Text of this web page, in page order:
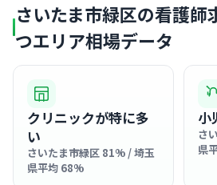
さいたま市緑区の看護師
つエリア相場データ
クリニックが特に多
い
さいたま市緑区 81% / 埼玉
県平均 68%
小
さ
県